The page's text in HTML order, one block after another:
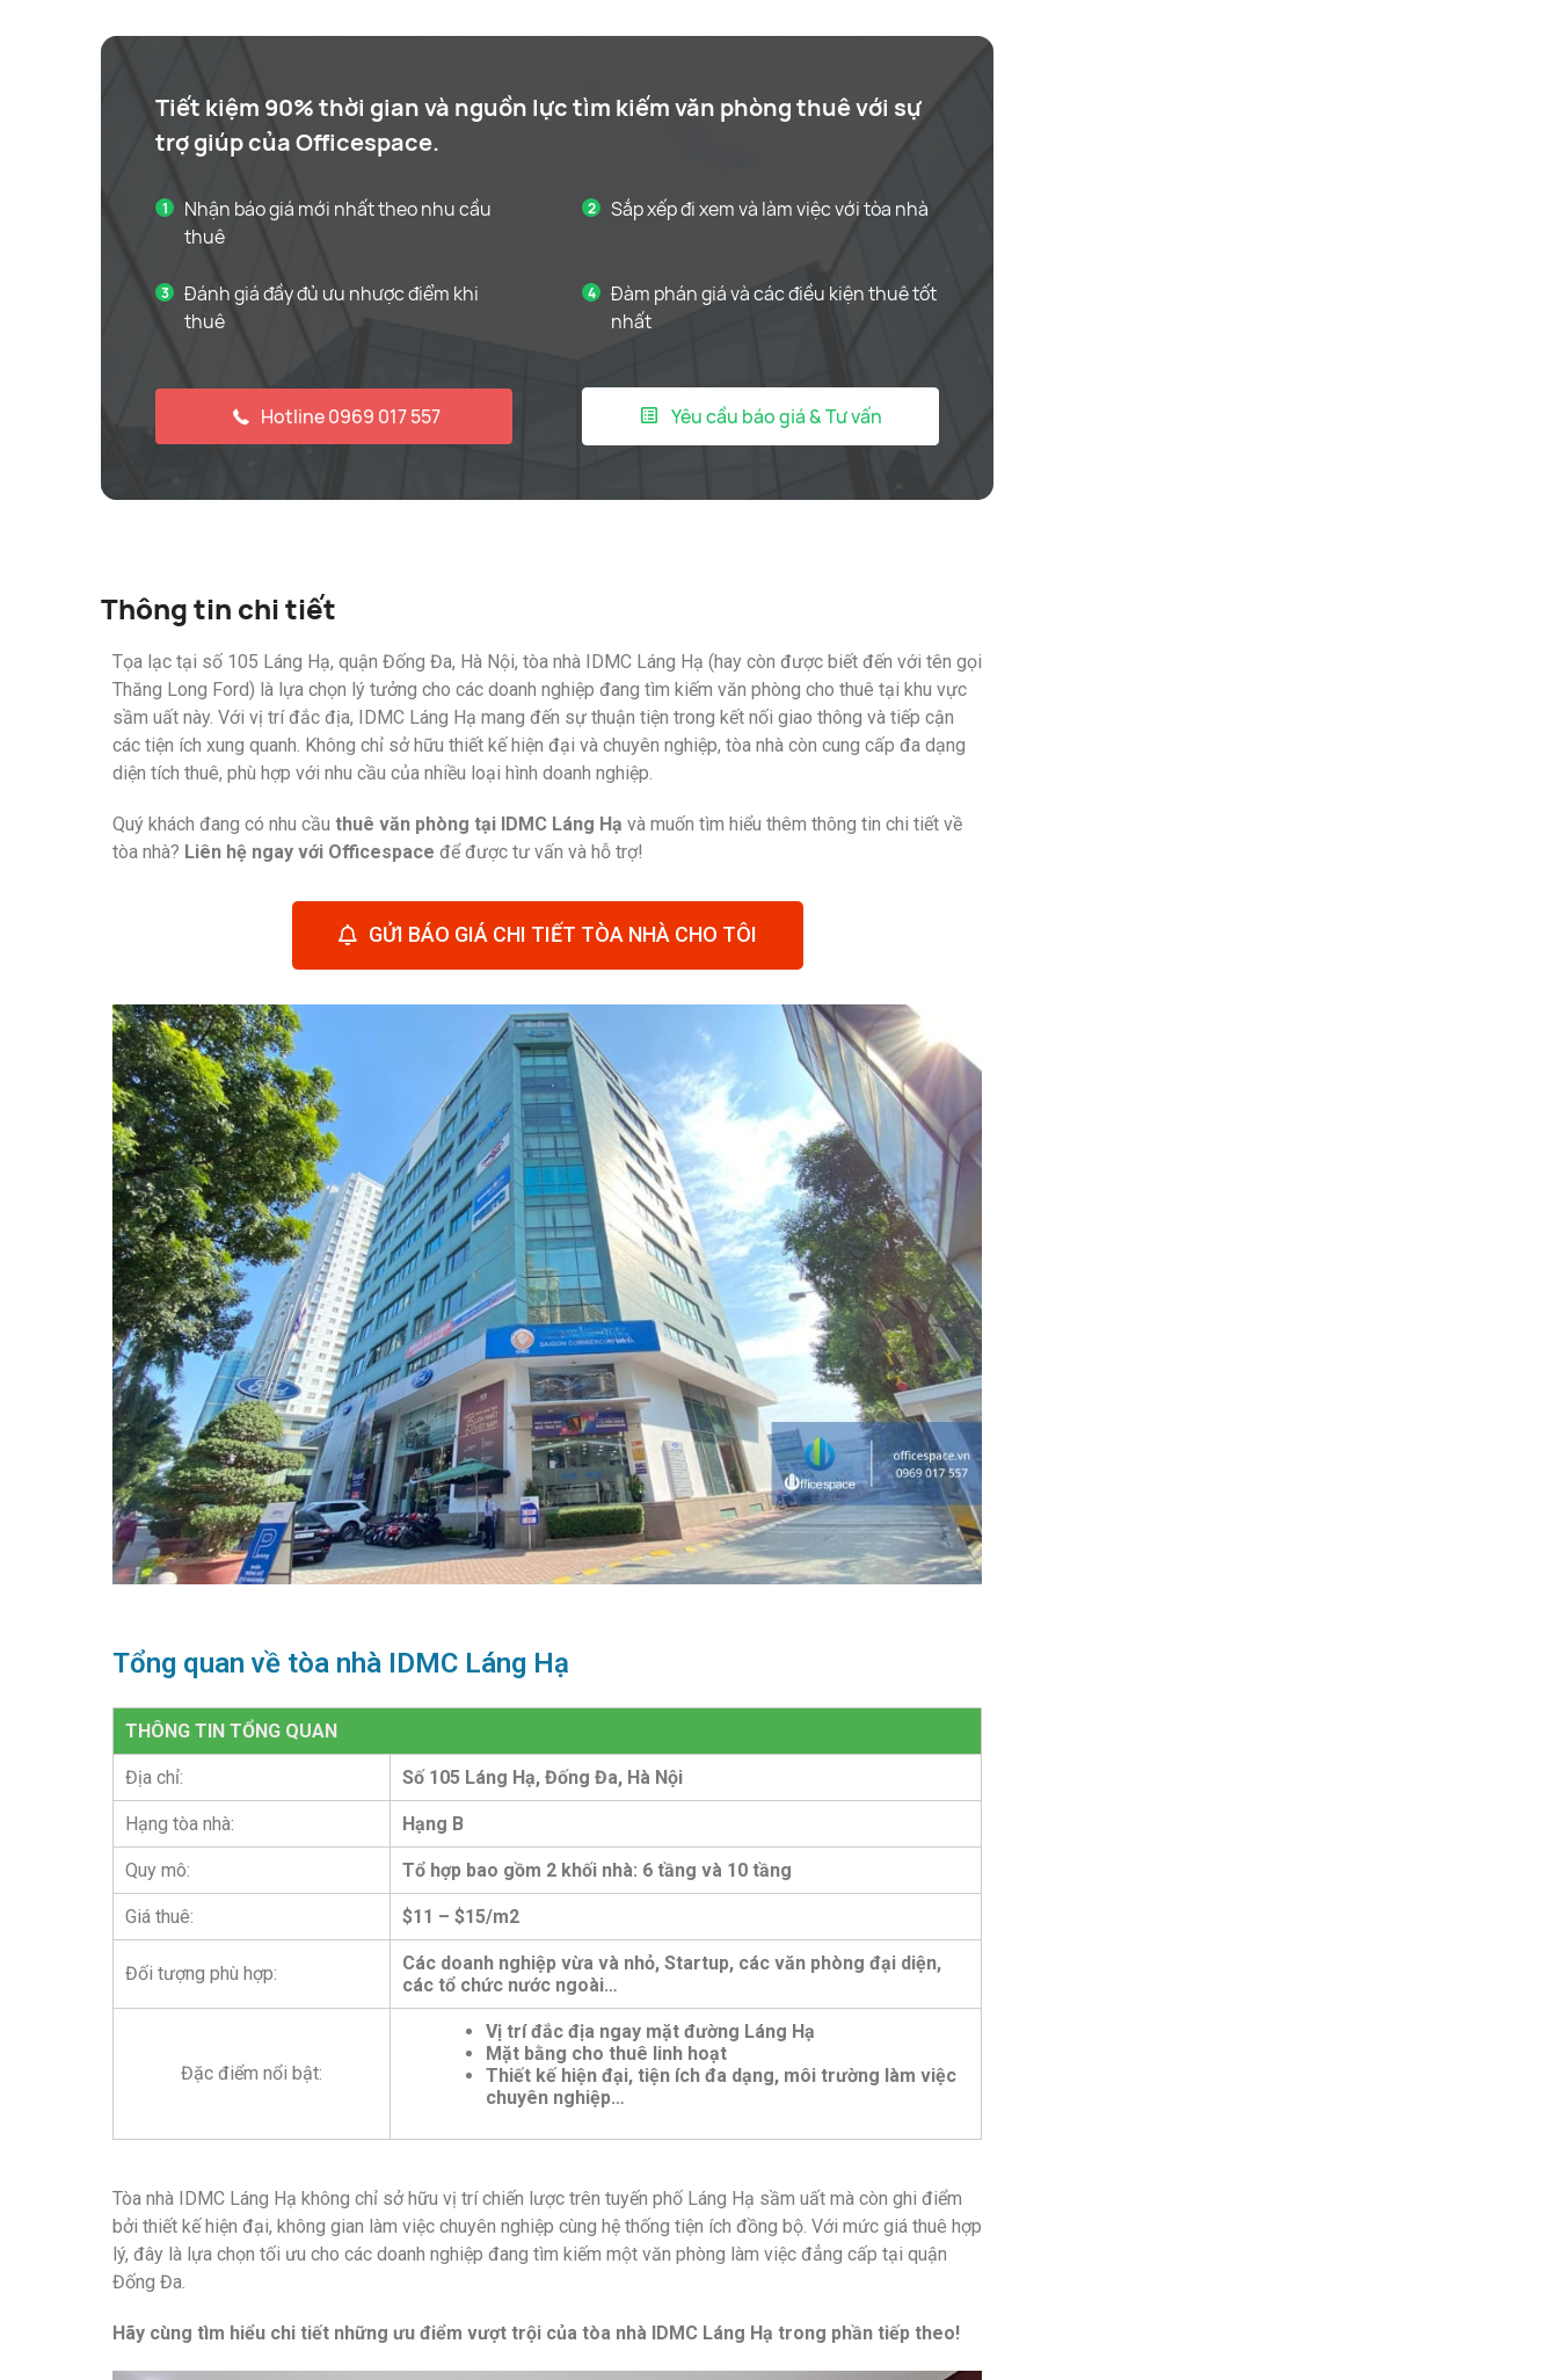
Tiết kiệm 90% thời gian và nguồn lực tìm kiếm văn phòng thuê với sự
trợ giúp của Officespace.
Nhận báo giá mới nhất theo nhu cầu
thuê
Sắp xếp đi xem và làm việc với tòa nhà
Đánh giá đầy đủ ưu nhược điểm khi
thuê
Đàm phán giá và các điều kiện thuê tốt
nhất
Hotline 0969 017 557 Yêu cầu báo giá & Tư vấn
Thông tin chi tiết
Tọa lạc tại số 105 Láng Hạ, quận Đống Đa, Hà Nội, tòa nhà IDMC Láng Hạ (hay còn được biết đến với tên gọi
Thăng Long Ford) là lựa chọn lý tưởng cho các doanh nghiệp đang tìm kiếm văn phòng cho thuê tại khu vực
sầm uất này. Với vị trí đắc địa, IDMC Láng Hạ mang đến sự thuận tiện trong kết nối giao thông và tiếp cận
các tiện ích xung quanh. Không chỉ sở hữu thiết kế hiện đại và chuyên nghiệp, tòa nhà còn cung cấp đa dạng
diện tích thuê, phù hợp với nhu cầu của nhiều loại hình doanh nghiệp.
Quý khách đang có nhu cầu thuê văn phòng tại IDMC Láng Hạ và muốn tìm hiểu thêm thông tin chi tiết về
tòa nhà? Liên hệ ngay với Officespace để được tư vấn và hỗ trợ!
GỬI BÁO GIÁ CHI TIẾT TÒA NHÀ CHO TÔI
Tổng quan về tòa nhà IDMC Láng Hạ
THÔNG TIN TỔNG QUAN
Địa chỉ: Số 105 Láng Hạ, Đống Đa, Hà Nội
Hạng tòa nhà: Hạng B
Quy mô: Tổ hợp bao gồm 2 khối nhà: 6 tầng và 10 tầng
Giá thuê: $11 – $15/m2
Đối tượng phù hợp:
Các doanh nghiệp vừa và nhỏ, Startup, các văn phòng đại diện,
các tổ chức nước ngoài…
Đặc điểm nổi bật:
Vị trí đắc địa ngay mặt đường Láng Hạ
Mặt bằng cho thuê linh hoạt
Thiết kế hiện đại, tiện ích đa dạng, môi trường làm việc
chuyên nghiệp…
Tòa nhà IDMC Láng Hạ không chỉ sở hữu vị trí chiến lược trên tuyến phố Láng Hạ sầm uất mà còn ghi điểm
bởi thiết kế hiện đại, không gian làm việc chuyên nghiệp cùng hệ thống tiện ích đồng bộ. Với mức giá thuê hợp
lý, đây là lựa chọn tối ưu cho các doanh nghiệp đang tìm kiếm một văn phòng làm việc đẳng cấp tại quận
Đống Đa.
Hãy cùng tìm hiểu chi tiết những ưu điểm vượt trội của tòa nhà IDMC Láng Hạ trong phần tiếp theo!